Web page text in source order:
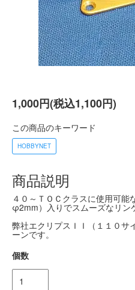
1,000円(税込1,100円)
この商品のキーワード
HOBBYNET
商品説明
４０～ＴＯＣクラスに使用可能
φ2mm）入りでスムーズなリン
弊社エクリプスＩＩ（１１０サ
ーンです。
個数